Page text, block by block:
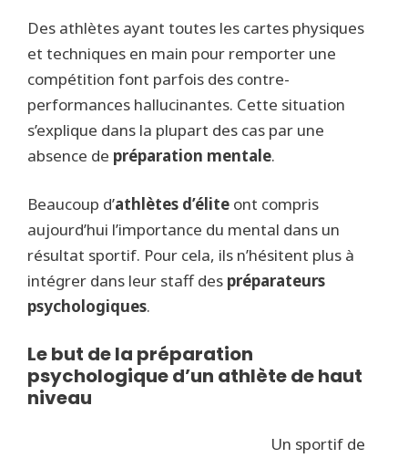
Des athlètes ayant toutes les cartes physiques
et techniques en main pour remporter une
compétition font parfois des contre-
performances hallucinantes. Cette situation
s’explique dans la plupart des cas par une
absence de préparation mentale.
Beaucoup d’athlètes d’élite ont compris
aujourd’hui l’importance du mental dans un
résultat sportif. Pour cela, ils n’hésitent plus à
intégrer dans leur staff des préparateurs
psychologiques.
Le but de la préparation
psychologique d’un athlète de haut
niveau
Un sportif de